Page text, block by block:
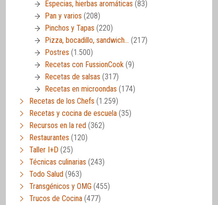
Especias, hierbas aromáticas (83)
Pan y varios (208)
Pinchos y Tapas (220)
Pizza, bocadillo, sandwich… (217)
Postres (1.500)
Recetas con FussionCook (9)
Recetas de salsas (317)
Recetas en microondas (174)
Recetas de los Chefs (1.259)
Recetas y cocina de escuela (35)
Recursos en la red (362)
Restaurantes (120)
Taller I+D (25)
Técnicas culinarias (243)
Todo Salud (963)
Transgénicos y OMG (455)
Trucos de Cocina (477)